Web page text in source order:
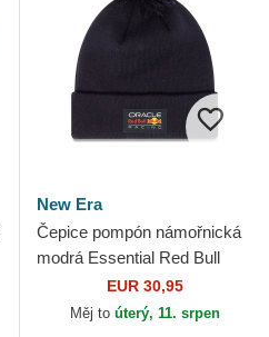
New Era
Čepice pompón námořnická
modrá Essential Red Bull
Racing Formula 1 New Era
EUR 30,95
Měj to úterý, 11. srpen